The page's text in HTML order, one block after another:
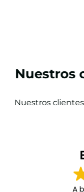
Nuestros
Nuestros clientes
A